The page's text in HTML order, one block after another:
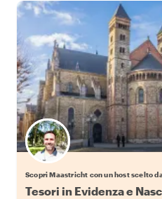
Scegli il tuo local
Scopri Maastricht con un host scelto
Tesori in Evidenza e